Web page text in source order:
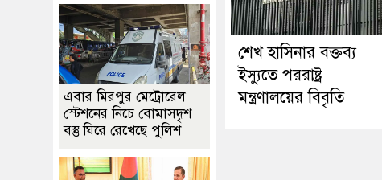
শেখ হাসিনার বক্তব্য
ইস্যুতে পররাষ্ট্র
মন্ত্রণালয়ের বিবৃতি
এবার মিরপুর মেট্রোরেল
স্টেশনের নিচে বোমাসদৃশ
বস্তু ঘিরে রেখেছে পুলিশ